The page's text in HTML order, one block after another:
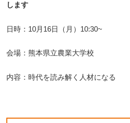
します
日時：10月16日（月）10:30~
会場：熊本県立農業大学校
内容：時代を読み解く人材になる